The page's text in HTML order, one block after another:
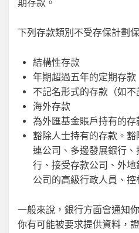
期存款。
下列存款類別不受存保計劃保
結構性存款
年期超過五年的定期存款
不記名形式的存款（如不
海外存款
為外匯基金賬戶持有的存
豁除人士持有的存款。
連公司、多邊發展銀行
行、接受存款公司、外
公司的高級行政人員、控
一般來說，銀行方面會通知
你有可能被要求提供資料，